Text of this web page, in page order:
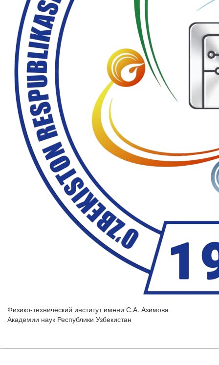
Физико-технический институт имени С.А. Азимова
Академии наук Республики Узбекистан